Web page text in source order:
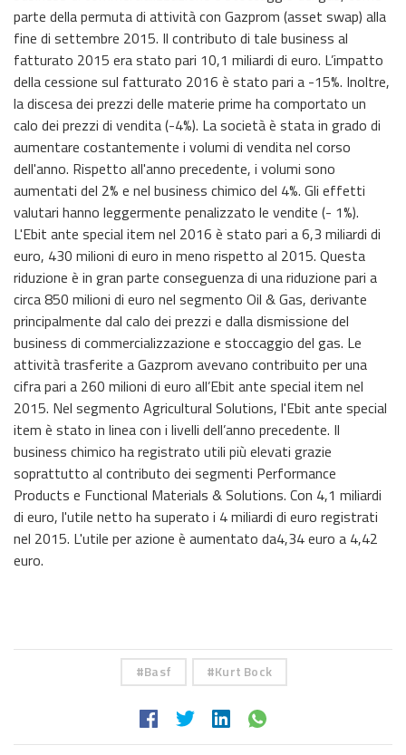
parte della permuta di attività con Gazprom (asset swap) alla
fine di settembre 2015. Il contributo di tale business al
fatturato 2015 era stato pari 10,1 miliardi di euro. L’impatto
della cessione sul fatturato 2016 è stato pari a -15%. Inoltre,
la discesa dei prezzi delle materie prime ha comportato un
calo dei prezzi di vendita (-4%). La società è stata in grado di
aumentare costantemente i volumi di vendita nel corso
dell'anno. Rispetto all'anno precedente, i volumi sono
aumentati del 2% e nel business chimico del 4%. Gli effetti
valutari hanno leggermente penalizzato le vendite (- 1%).
L'Ebit ante special item nel 2016 è stato pari a 6,3 miliardi di
euro, 430 milioni di euro in meno rispetto al 2015. Questa
riduzione è in gran parte conseguenza di una riduzione pari a
circa 850 milioni di euro nel segmento Oil & Gas, derivante
principalmente dal calo dei prezzi e dalla dismissione del
business di commercializzazione e stoccaggio del gas. Le
attività trasferite a Gazprom avevano contribuito per una
cifra pari a 260 milioni di euro all’Ebit ante special item nel
2015. Nel segmento Agricultural Solutions, l'Ebit ante special
item è stato in linea con i livelli dell’anno precedente. Il
business chimico ha registrato utili più elevati grazie
soprattutto al contributo dei segmenti Performance
Products e Functional Materials & Solutions. Con 4,1 miliardi
di euro, l'utile netto ha superato i 4 miliardi di euro registrati
nel 2015. L'utile per azione è aumentato da4,34 euro a 4,42
euro.
Basf Kurt Bock